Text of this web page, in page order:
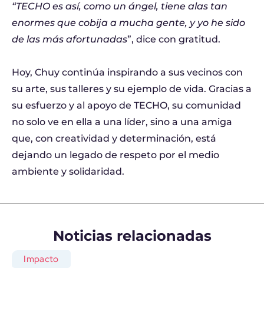
“TECHO es así, como un ángel, tiene alas tan
enormes que cobija a mucha gente, y yo he sido
de las más afortunadas”, dice con gratitud.
Hoy, Chuy continúa inspirando a sus vecinos con
su arte, sus talleres y su ejemplo de vida. Gracias a
su esfuerzo y al apoyo de TECHO, su comunidad
no solo ve en ella a una líder, sino a una amiga
que, con creatividad y determinación, está
dejando un legado de respeto por el medio
ambiente y solidaridad.
Noticias relacionadas
Impacto